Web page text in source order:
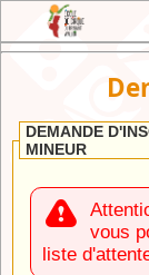
JEX :
DEMANDE
MINEUR
vous
liste